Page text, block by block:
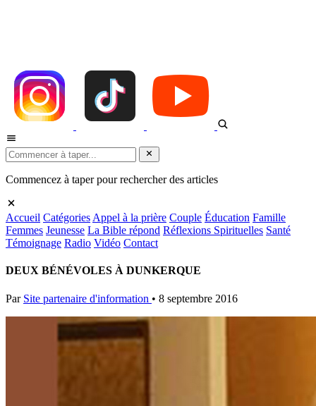
Commencez à taper pour rechercher des articles
Accueil Catégories Appel à la prière Couple Éducation Famille
Femmes Jeunesse La Bible répond Réflexions Spirituelles Santé
Témoignage Radio Vidéo Contact
DEUX BÉNÉVOLES À DUNKERQUE
Par Site partenaire d'information • 8 septembre 2016